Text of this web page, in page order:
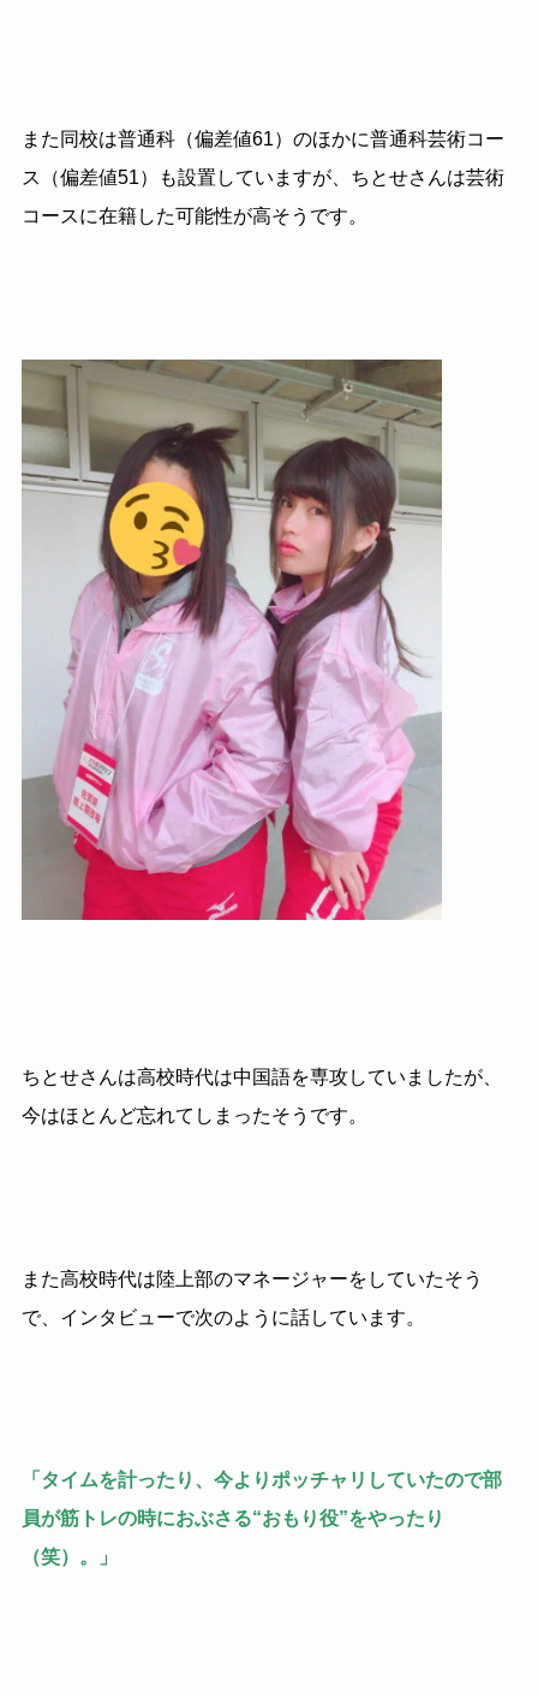
また同校は普通科（偏差値61）のほかに普通科芸術コー
ス（偏差値51）も設置していますが、ちとせさんは芸術
コースに在籍した可能性が高そうです。
ちとせさんは高校時代は中国語を専攻していましたが、
今はほとんど忘れてしまったそうです。
また高校時代は陸上部のマネージャーをしていたそう
で、インタビューで次のように話しています。
「タイムを計ったり、今よりポッチャリしていたので部
員が筋トレの時におぶさる“おもり役”をやったり
（笑）。」